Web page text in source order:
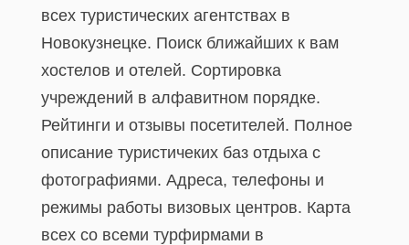
всех туристических агентствах в
Новокузнецке. Поиск ближайших к вам
хостелов и отелей. Сортировка
учреждений в алфавитном порядке.
Рейтинги и отзывы посетителей. Полное
описание туристичеких баз отдыха с
фотографиями. Адреса, телефоны и
режимы работы визовых центров. Карта
всех со всеми турфирмами в